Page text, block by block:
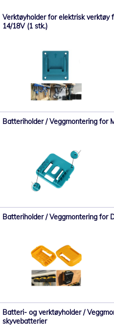
Verktøyholder for elektrisk verktøy
14/18V (1 stk.)
Batteriholder / Veggmontering for
Batteriholder / Veggmontering for
Batteri- og verktøyholder /
skyvebatterier